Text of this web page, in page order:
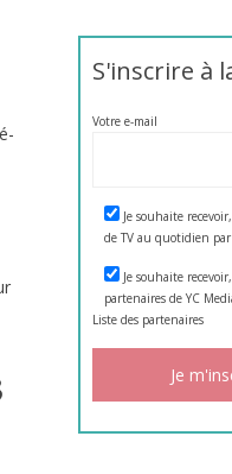
S'inscrire à
Votre e-mail
Je souhaite
de TV au quotidien par
Je souhaite
partenaires de YC
Liste des partenaires